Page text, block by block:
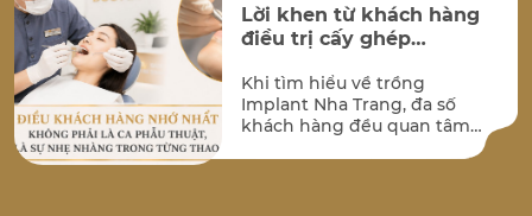
Lời khen từ khách hàng
điều trị cấy ghép
Đức An Nha Trang
Khi tìm hiểu về trồng
Implant Nha Trang, đa số
khách hàng đều quan tâm
đến hai vấn đề lớn nhất: kết